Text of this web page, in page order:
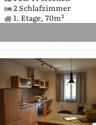
2 Schlafzimmer
1. Etage, 70m²